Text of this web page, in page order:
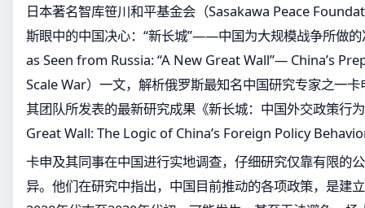
日本著名智库笹川和平基金会（Sasakawa Peace
斯眼中的中国决心：“新长城”——中国为大规模战争所做的
as Seen from Russia: “A New Great Wall”— China’s
Scale War）一文，解析俄罗斯最知名中国研究专家之一
其团队所发表的最新研究成果《新长城：中国外交政策行
Great Wall: The Logic of China’s Foreign Policy
卡申及其同事在中国进行实地调查，仔细研究仅靠有限的
异。他们在研究中指出，中国目前推动的各项政策，是建